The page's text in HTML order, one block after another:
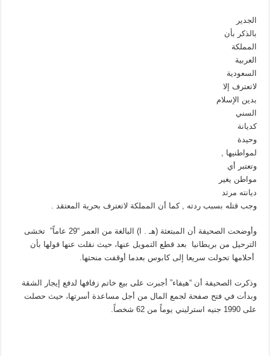
الجدير
بالذكر بأن
المملكة
العربية
السعودية
لاتعترف إلا
بدين الإسلام
السني
كديانة
وحيدة
لمواطنيها ,
وتعتبر أي
مواطن يغير
ديانته مرتد
وجب قتله بسبب ردته , كما أن المملكة لاتعترف بحرية المعتقد .
وأوضحت الصحيفة أن المبتعثة (هـ . ا) البالغة من العمر “29 عاماً” تخشى
الترحيل من بريطانيا بعد قطع التمويل عنها، حيث نقلت عنها قولها بأن
أحلامها تحولت سريعا إلى كابوس بعدما أوقفت منحتها.
وذكرت الصحيفة أن “هيفاء” أجبرت على بيع خاتم زفافها لدفع إيجار الشقة
وبدأت في فتح صفحة لجمع المال من أجل مساعدة أسرتها، حيث حصلت
على 1990 جنيه استرليني يوماً من 62 شخصاً.